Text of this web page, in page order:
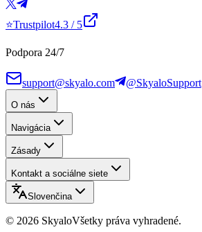
⭐Trustpilot4.3 / 5
Podpora 24/7
support@skyalo.com @SkyaloSupport
O nás
Navigácia
Zásady
Kontakt a sociálne siete
Slovenčina
© 2026 SkyaloVšetky práva vyhradené.